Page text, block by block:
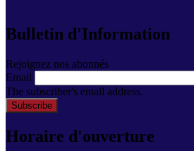
Bulletin d'Information
Rejoignez nos abonnés
Email
The subscriber's email address.
Horaire d'ouverture